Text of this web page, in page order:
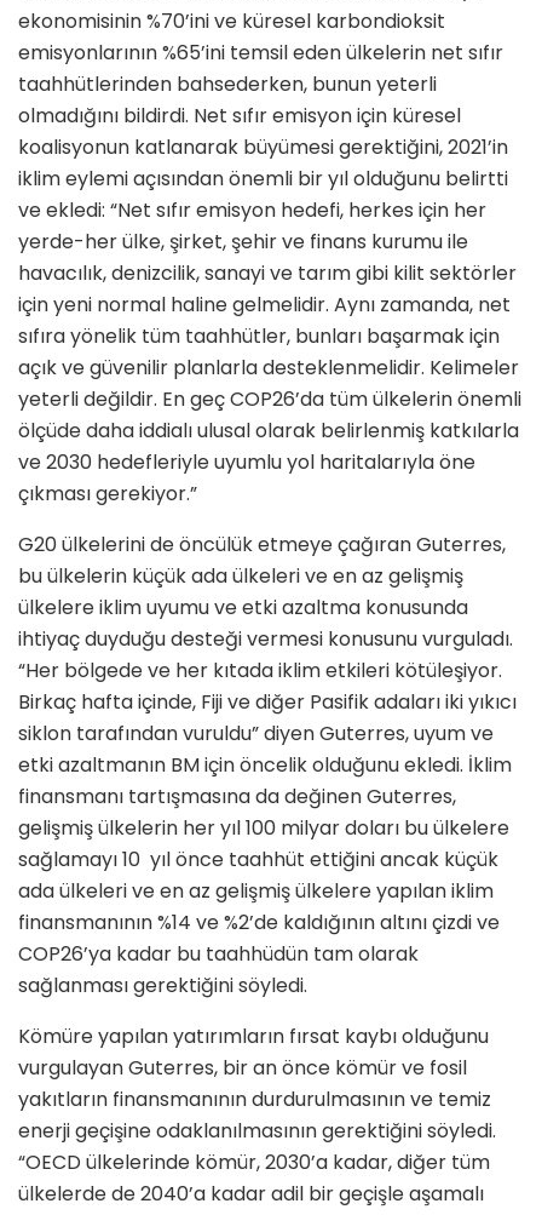
ekonomisinin %70’ini ve küresel karbondioksit
emisyonlarının %65’ini temsil eden ülkelerin net sıfır
taahhütlerinden bahsederken, bunun yeterli
olmadığını bildirdi. Net sıfır emisyon için küresel
koalisyonun katlanarak büyümesi gerektiğini, 2021’in
iklim eylemi açısından önemli bir yıl olduğunu belirtti
ve ekledi: “Net sıfır emisyon hedefi, herkes için her
yerde-her ülke, şirket, şehir ve finans kurumu ile
havacılık, denizcilik, sanayi ve tarım gibi kilit sektörler
için yeni normal haline gelmelidir. Aynı zamanda, net
sıfıra yönelik tüm taahhütler, bunları başarmak için
açık ve güvenilir planlarla desteklenmelidir. Kelimeler
yeterli değildir. En geç COP26’da tüm ülkelerin önemli
ölçüde daha iddialı ulusal olarak belirlenmiş katkılarla
ve 2030 hedefleriyle uyumlu yol haritalarıyla öne
çıkması gerekiyor.”
G20 ülkelerini de öncülük etmeye çağıran Guterres,
bu ülkelerin küçük ada ülkeleri ve en az gelişmiş
ülkelere iklim uyumu ve etki azaltma konusunda
ihtiyaç duyduğu desteği vermesi konusunu vurguladı.
“Her bölgede ve her kıtada iklim etkileri kötüleşiyor.
Birkaç hafta içinde, Fiji ve diğer Pasifik adaları iki yıkıcı
siklon tarafından vuruldu” diyen Guterres, uyum ve
etki azaltmanın BM için öncelik olduğunu ekledi. İklim
finansmanı tartışmasına da değinen Guterres,
gelişmiş ülkelerin her yıl 100 milyar doları bu ülkelere
sağlamayı 10 yıl önce taahhüt ettiğini ancak küçük
ada ülkeleri ve en az gelişmiş ülkelere yapılan iklim
finansmanının %14 ve %2’de kaldığının altını çizdi ve
COP26’ya kadar bu taahhüdün tam olarak
sağlanması gerektiğini söyledi.
Kömüre yapılan yatırımların fırsat kaybı olduğunu
vurgulayan Guterres, bir an önce kömür ve fosil
yakıtların finansmanının durdurulmasının ve temiz
enerji geçişine odaklanılmasının gerektiğini söyledi.
“OECD ülkelerinde kömür, 2030’a kadar, diğer tüm
ülkelerde de 2040’a kadar adil bir geçişle aşamalı